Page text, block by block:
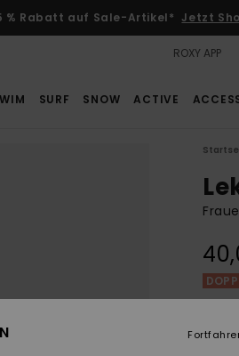
% Rabatt auf Sale-Artikel* Jetzt
ROXY APP
SURF SNOW ACTIVE
Farbe